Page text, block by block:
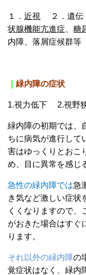
１． 近視 ２．遺伝
状腺機能亢進症
糖
内障、落屑症候群等
緑内障の症状
1.視力低下 2.視野
緑内障の初期では、
ちに病気が進行して
害はゆっくりとおこ
め、目に異常を感じ
急性の緑内障では急
き気など激しい症状
くくなりますので、
がおきた場合はすぐ
ります。
それ以外の緑内障の
覚症状はなく、緑内